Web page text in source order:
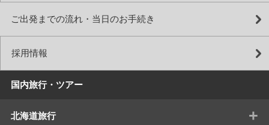
ご出発までの流れ・当日のお手続き
採用情報
国内旅行・ツアー
北海道旅行 +